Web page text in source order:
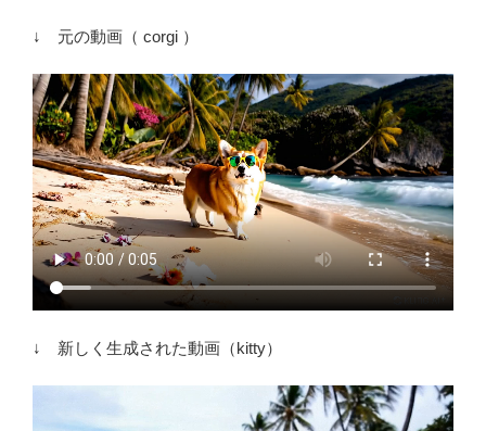
↓ 元の動画（ corgi ）
↓ 新しく生成された動画（kitty）